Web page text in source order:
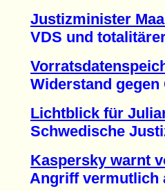
Justizminister
VDS und totalitärer
Widerstand gegen
Lichtblick für
Schwedische
Kaspersky warnt
Angriff vermutlich